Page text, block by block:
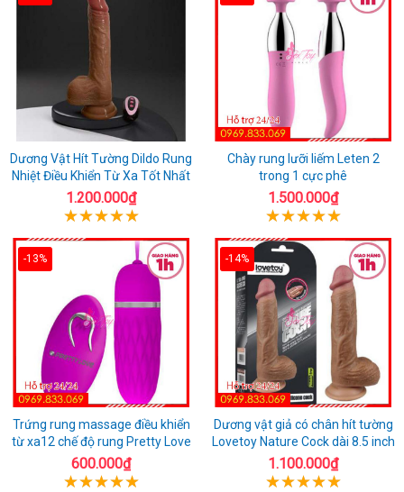
Dương Vật Hít Tường Dildo Rung
Nhiệt Điều Khiển Từ Xa Tốt Nhất
1.200.000₫
Chày rung lưỡi liếm Leten 2
trong 1 cực phê
1.500.000₫
-13%
Trứng rung massage điều khiển
từ xa12 chế độ rung Pretty Love
600.000₫
-14%
Dương vật giả có chân hít tường
Lovetoy Nature Cock dài 8.5 inch
1.100.000₫